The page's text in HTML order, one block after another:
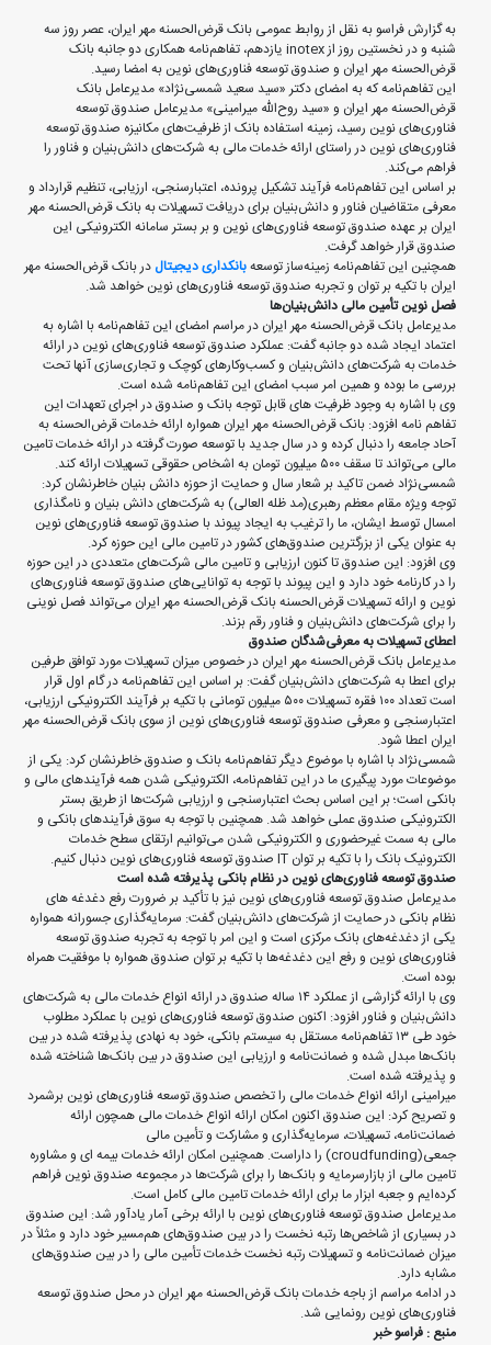
به گزارش فراسو به نقل از روابط عمومی بانک قرض‌الحسنه مهر ایران، عصر روز سه
شنبه و در نخستین روز از inotex یازدهم، تفاهم‌نامه همکاری دو جانبه بانک
قرض‌الحسنه مهر ایران و صندوق توسعه فناوری‌های نوین به امضا رسید.
این تفاهم‌نامه که به امضای دکتر «سید سعید شمسی‌نژاد» مدیرعامل بانک
قرض‌الحسنه مهر ایران و «سید روح‌الله میرامینی» مدیرعامل صندوق توسعه
فناوری‌های نوین رسید، زمینه استفاده بانک از ظرفیت‌های مکانیزه صندوق توسعه
فناوری‌های نوین در راستای ارائه خدمات مالی به شرکت‌های دانش‌بنیان و فناور را
فراهم می‌کند.
بر اساس این تفاهم‌نامه فرآیند تشکیل پرونده، اعتبارسنجی، ارزیابی، تنظیم قرارداد و
معرفی متقاضیان فناور و دانش‌بنیان برای دریافت تسهیلات به بانک قرض‌الحسنه مهر
ایران بر عهده صندوق توسعه فناوری‌های نوین و بر بستر سامانه الکترونیکی این
صندوق قرار خواهد گرفت.
همچنین این تفاهم‌نامه زمینه‌ساز توسعهبانکداری دیجیتال در بانک قرض‌الحسنه مهر
ایران با تکیه بر توان و تجربه صندوق توسعه فناوری‌های نوین خواهد شد.
فصل نوین تأمین مالی دانش‌بنیان‌ها
مدیرعامل بانک قرض‌الحسنه مهر ایران در مراسم امضای این تفاهم‌نامه با اشاره به
اعتماد ایجاد شده دو جانبه گفت: عملکرد صندوق توسعه فناوری‌های نوین در ارائه
خدمات به شرکت‌های دانش‌بنیان و کسب‌و‌کارهای کوچک و تجاری‌سازی آنها تحت
بررسی ما بوده و همین امر سبب امضای این تفاهم‌نامه شده است.
وی با اشاره به وجود ظرفیت های قابل توجه بانک و صندوق در اجرای تعهدات این
تفاهم نامه افزود: بانک قرض‌الحسنه مهر ایران همواره ارائه خدمات قرض‌الحسنه به
آحاد جامعه را دنبال کرده و در سال جدید با توسعه صورت گرفته در ارائه خدمات تامین
مالی می‌تواند تا سقف ۵۰۰ میلیون تومان به اشخاص حقوقی تسهیلات ارائه کند.
شمسی‌نژاد ضمن تاکید بر شعار سال و حمایت از حوزه دانش بنیان خاطرنشان کرد:
توجه ویژه مقام معظم رهبری(مد ظله العالی) به شرکت‌های دانش بنیان و نامگذاری
امسال توسط ایشان، ما را ترغیب به ایجاد پیوند با صندوق توسعه فناوری‌های نوین
به عنوان یکی از بزرگترین صندوق‌های کشور در تامین مالی این حوزه کرد.
وی افزود: این صندوق تا کنون ارزیابی و تامین مالی شرکت‌‌های متعددی در این حوزه
را در کارنامه خود دارد و این پیوند با توجه به توانایی‌های صندوق توسعه فناوری‌های
نوین و ارائه تسهیلات قرض‌الحسنه بانک قرض‌الحسنه مهر ایران می‌تواند فصل نوینی
را برای شرکت‌های دانش‌بنیان و فناور رقم بزند.
اعطای تسهیلات به معرفی‌شدگان صندوق
مدیرعامل بانک قرض‌الحسنه مهر ایران در خصوص میزان تسهیلات مورد توافق طرفین
برای اعطا به شرکت‌های دانش‌بنیان گفت: بر اساس این تفاهم‌نامه در گام اول قرار
است تعداد ۱۰۰ فقره تسهیلات ۵۰۰ میلیون تومانی با تکیه بر فرآیند الکترونیکی ارزیابی،
اعتبارسنجی و معرفی صندوق توسعه فناوری‌های نوین از سوی بانک قرض‌الحسنه مهر
ایران اعطا شود.
شمسی‌نژاد با اشاره با موضوع دیگر تفاهم‌نامه بانک و صندوق خاطرنشان کرد: یکی از
موضوعات مورد پیگیری ما در این تفاهم‌نامه، الکترونیکی شدن همه فرآیندهای مالی و
بانکی است؛ بر این اساس بحث اعتبارسنجی و ارزیابی شرکت‌ها از طریق بستر
الکترونیکی صندوق عملی خواهد شد. همچنین با توجه به سوق فرآیندهای بانکی و
مالی به سمت غیرحضوری و الکترونیکی شدن می‌توانیم ارتقای سطح خدمات
الکترونیک بانک را با تکیه بر توان IT صندوق توسعه فناوری‌های نوین دنبال کنیم.
صندوق توسعه فناوری‌های نوین در نظام بانکی پذیرفته شده است
مدیرعامل صندوق توسعه فناوری‌های نوین نیز با تأکید بر ضرورت رفع دغدغه های
نظام بانکی در حمایت از شرکت‌های دانش‌بنیان گفت: سرمایه‌گذاری جسورانه همواره
یکی از دغدغه‌های بانک مرکزی است و این امر با توجه به تجربه صندوق توسعه
فناوری‌های نوین و رفع این دغدغه‌ها با تکیه بر توان صندوق همواره با موفقیت همراه
بوده است.
وی با ارائه گزارشی از عملکرد ۱۴ ساله صندوق در ارائه انواع خدمات مالی به شرکت‌های
دانش‌بنیان و فناور افزود: اکنون صندوق توسعه فناوری‌های نوین با عملکرد مطلوب
خود طی ۱۳ تفاهم‌نامه مستقل به سیستم بانکی، خود به نهادی پذیرفته شده در بین
بانک‌ها مبدل شده و ضمانت‌نامه و ‌ارزیابی این صندوق در بین بانک‌ها شناخته شده
و پذیرفته شده است.
میرامینی ارائه انواع خدمات مالی را تخصص صندوق توسعه فناوری‌های نوین برشمرد
و تصریح کرد: این صندوق اکنون امکان ارائه انواع خدمات مالی همچون ارائه
ضمانت‌نامه، تسهیلات، سرمایه‌گذاری و مشارکت و تأمین مالی
جمعی(croudfunding) را داراست. همچنین امکان ارائه خدمات بیمه ای و مشاوره
تامین مالی از بازارسرمایه و بانک‌ها را برای شرکت‌ها در مجموعه صندوق نوین فراهم
کرده‌ایم و جعبه ابزار ما برای ارائه خدمات تامین مالی کامل است.
مدیرعامل صندوق توسعه فناوری‌های نوین با ارائه برخی آمار یادآور شد: این صندوق
در بسیاری از شاخص‌ها رتبه نخست را در بین صندوق‌های هم‌مسیر خود دارد و مثلاً در
میزان ضمانت‌نامه و تسهیلات رتبه نخست خدمات تأمین مالی را در بین صندوق‌های
مشابه دارد.
در ادامه مراسم از باجه خدمات بانک قرض‌الحسنه مهر ایران در محل صندوق توسعه
فناوری‌های نوین رونمایی شد.
منبع : فراسو خبر